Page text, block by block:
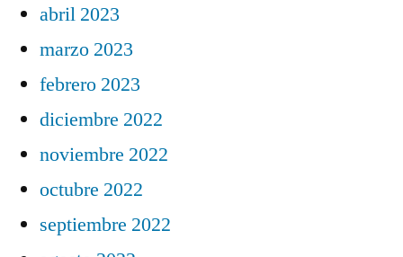
abril 2023
marzo 2023
febrero 2023
diciembre 2022
noviembre 2022
octubre 2022
septiembre 2022